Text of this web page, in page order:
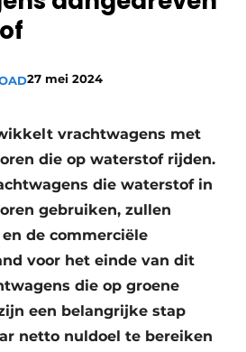
statement
27 mei 2024
vrachtwagens met
die op waterstof rijden.
die waterstof in
gebruiken, zullen
de commerciële
voor het einde van dit
die op groene
een belangrijke stap
netto nuldoel te bereiken